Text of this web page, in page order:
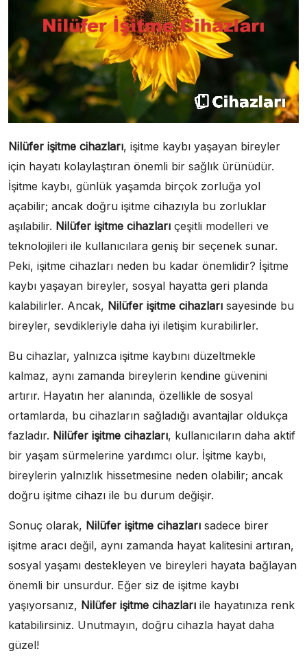
Nilüfer işitme cihazları, işitme kaybı yaşayan bireyler
için hayatı kolaylaştıran önemli bir sağlık ürünüdür.
İşitme kaybı, günlük yaşamda birçok zorluğa yol
açabilir; ancak doğru işitme cihazıyla bu zorluklar
aşılabilir. Nilüfer işitme cihazları çeşitli modelleri ve
teknolojileri ile kullanıcılara geniş bir seçenek sunar.
Peki, işitme cihazları neden bu kadar önemlidir? İşitme
kaybı yaşayan bireyler, sosyal hayatta geri planda
kalabilirler. Ancak, Nilüfer işitme cihazları sayesinde bu
bireyler, sevdikleriyle daha iyi iletişim kurabilirler.
Bu cihazlar, yalnızca işitme kaybını düzeltmekle
kalmaz, aynı zamanda bireylerin kendine güvenini
artırır. Hayatın her alanında, özellikle de sosyal
ortamlarda, bu cihazların sağladığı avantajlar oldukça
fazladır. Nilüfer işitme cihazları, kullanıcıların daha aktif
bir yaşam sürmelerine yardımcı olur. İşitme kaybı,
bireylerin yalnızlık hissetmesine neden olabilir; ancak
doğru işitme cihazı ile bu durum değişir.
Sonuç olarak, Nilüfer işitme cihazları sadece birer
işitme aracı değil, aynı zamanda hayat kalitesini artıran,
sosyal yaşamı destekleyen ve bireyleri hayata bağlayan
önemli bir unsurdur. Eğer siz de işitme kaybı
yaşıyorsanız, Nilüfer işitme cihazları ile hayatınıza renk
katabilirsiniz. Unutmayın, doğru cihazla hayat daha
güzel!